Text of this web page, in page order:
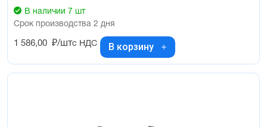
В наличии 7 шт
Срок производства 2 дня
1 586,00 ₽/штс НДС В корзину